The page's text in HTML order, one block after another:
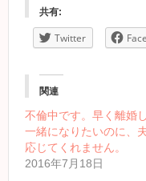
共有:
Twitter
関連
不倫中です。早く離婚
一緒になりたいのに、
応じてくれません。
2016年7月18日